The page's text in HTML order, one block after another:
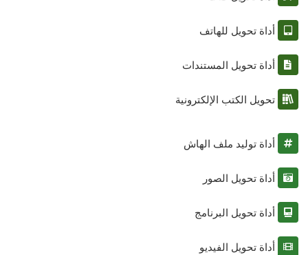
أداة تحويل للهاتف
أداة تحويل المستندات
تحويل الكتب الإلكترونية
أداة توليد ملف الهاش
أداة تحويل الصور
أداة تحويل البرنامج
أداة تحويل الفيديو